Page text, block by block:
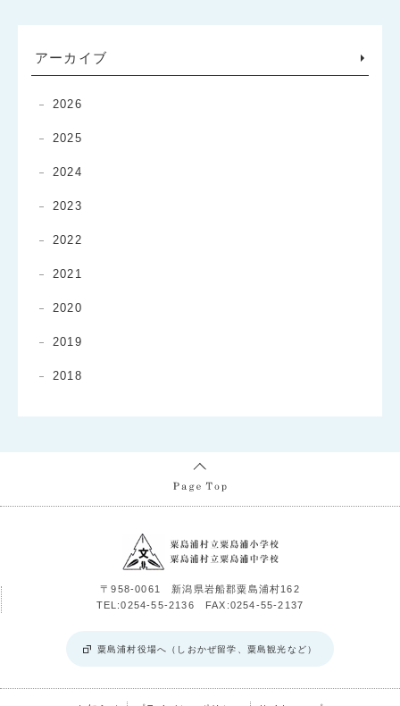
アーカイブ
2026
2025
2024
2023
2022
2021
2020
2019
2018
〒958-0061 新潟県岩船郡粟島浦村162
TEL:0254-55-2136 FAX:0254-55-2137
粟島浦村役場へ（しおかぜ留学、粟島観光など）